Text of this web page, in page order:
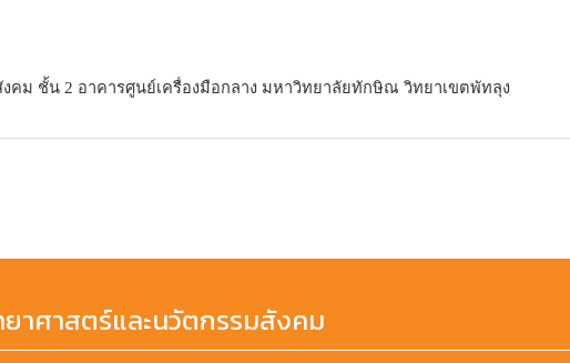
ม ชั้น 2 อาคารศูนย์เครื่องมือกลาง มหาวิทยาลัยทักษิณ วิทยาเขตพัทลุง
าศาสตร์และนวัตกรรมสังคม